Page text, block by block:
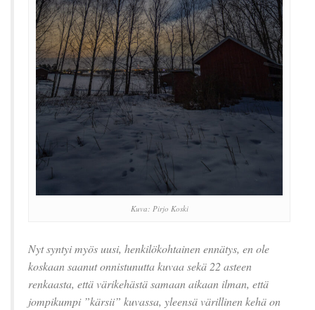
Kuva: Pirjo Koski
Nyt syntyi myös uusi, henkilökohtainen ennätys, en ole
koskaan saanut onnistunutta kuvaa sekä 22 asteen
renkaasta, että värikehästä samaan aikaan ilman, että
jompikumpi ”kärsii” kuvassa, yleensä värillinenkehä on